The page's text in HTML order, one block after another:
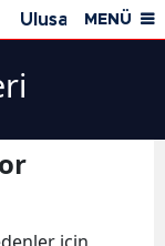
Ağrı
Amasya
Ankara
Antalya
Ulusal Siyaset
MENÜ